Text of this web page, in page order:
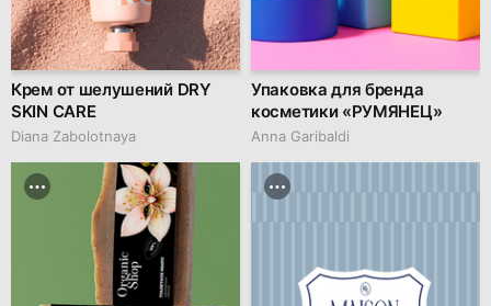
Крем от шелушений DRY
SKIN CARE
Diana Zabolotnaya
Упаковка для бренда
косметики «РУМЯНЕЦ»
Anna Garibaldi